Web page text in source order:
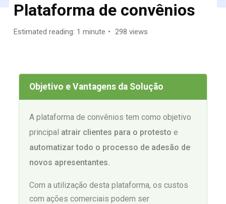
Plataforma de convênios
Estimated reading: 1 minute 298 views
Objetivo e Vantagens da Solução
A plataforma de convênios tem como objetivo
principal atrair clientes para o protesto e
automatizar todo o processo de adesão de
novos apresentantes.
Com a utilização desta plataforma, os custos
com ações comerciais podem ser